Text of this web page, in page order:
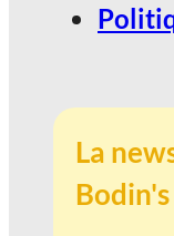
La
Bodin's